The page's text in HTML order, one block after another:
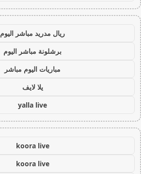
ريال مدريد مباشر اليوم
برشلونة مباشر اليوم
مباريات اليوم مباشر
يلا لايف
yalla live
koora live
koora live